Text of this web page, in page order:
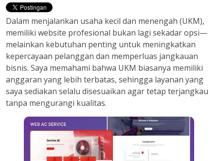
Dalam menjalankan usaha kecil dan menengah (UKM),
memiliki website profesional bukan lagi sekadar opsi—
melainkan kebutuhan penting untuk meningkatkan
kepercayaan pelanggan dan memperluas jangkauan
bisnis. Saya memahami bahwa UKM biasanya memiliki
anggaran yang lebih terbatas, sehingga layanan yang
saya sediakan selalu disesuaikan agar tetap terjangkau
tanpa mengurangi kualitas.